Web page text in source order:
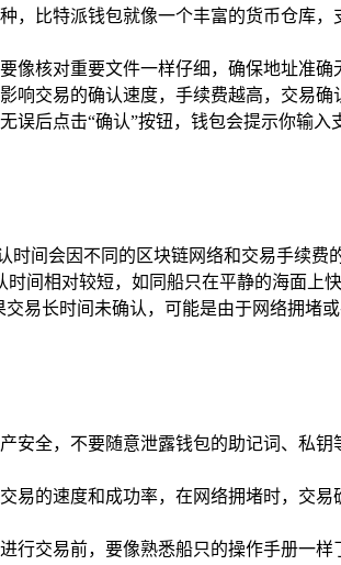
，比特派钱包就像一个丰富的货币仓库
像核对重要文件一样仔细，确保地址准
交易的确认速度，手续费越高，交易确
误后点击“确认”按钮，钱包会提示你输
间会因不同的区块链网络和交易手续
间相对较短，如同船只在平静的海面上
易长时间未确认，可能是由于网络拥堵
安全，不要随意泄露钱包的助记词、私
易的速度和成功率，在网络拥堵时，交
交易前，要像熟悉船只的操作手册一